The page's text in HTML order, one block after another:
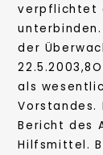
verpflichtet
der
als
Bericht des
Hilfsmittel.